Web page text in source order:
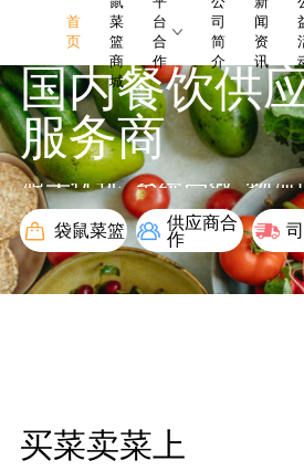
首
页
菜
篮
商
城
台
合
作
司
简
介
闻
资
讯
国内餐饮供
服务商
源头优选 系统高效 物流
袋鼠菜篮
供应商合
作
买菜卖菜上